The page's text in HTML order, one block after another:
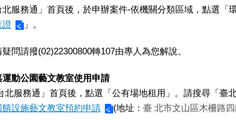
服務通」首頁後，於申辦案件-依機關分類區域，點選「環
證
」 。
問請撥(02)22300800轉107由專人為您解說。
運動公園藝文教室使用申請
北服務通」首頁後，點選「公有場地租用 」。請搜尋「臺
饋設施藝文教室預約申請
(地址： 臺 北市文山區木柵路